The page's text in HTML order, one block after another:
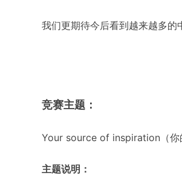
我们更期待今后看到越来越多的
竞赛主题：
Your source of inspiration（你
主题说明：